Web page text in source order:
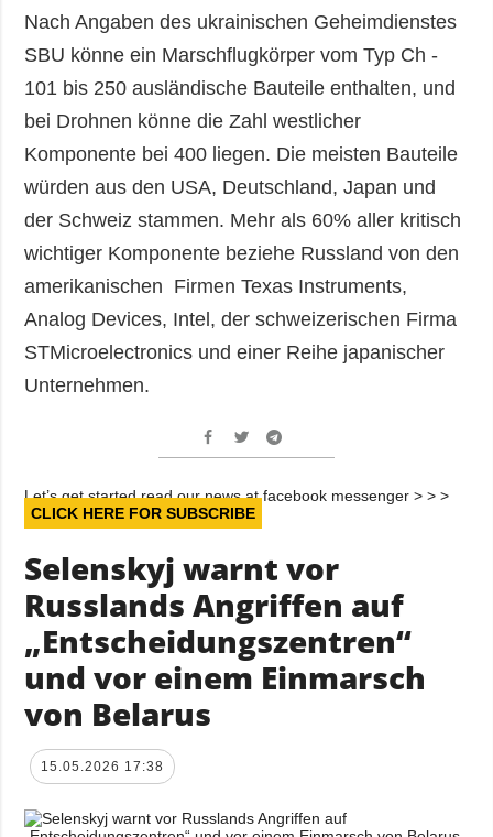
Nach Angaben des ukrainischen Geheimdienstes
SBU könne ein Marschflugkörper vom Typ Ch -
101 bis 250 ausländische Bauteile enthalten, und
bei Drohnen könne die Zahl westlicher
Komponente bei 400 liegen. Die meisten Bauteile
würden aus den USA, Deutschland, Japan und
der Schweiz stammen. Mehr als 60% aller kritisch
wichtiger Komponente beziehe Russland von den
amerikanischen Firmen Texas Instruments,
Analog Devices, Intel, der schweizerischen Firma
STMicroelectronics und einer Reihe japanischer
Unternehmen.
Let’s get started read our news at facebook messenger > > >
CLICK HERE FOR SUBSCRIBE
Selenskyj warnt vor
Russlands Angriffen auf
„Entscheidungszentren“
und vor einem Einmarsch
von Belarus
15.05.2026 17:38